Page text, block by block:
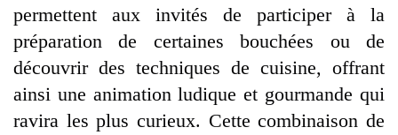
permettent aux invités de participer à la
préparation de certaines bouchées ou de
découvrir des techniques de cuisine, offrant
ainsi une animation ludique et gourmande qui
ravira les plus curieux. Cette combinaison de